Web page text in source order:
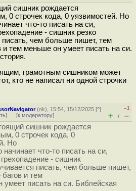
сишник рождается
0 строчек кода, 0 уязвимостей. Но
что-то писать на си,
- сишник резко
писать, чем больше пишет, тем
и тем меньше он умеет писать на си.
грамотным сишником может
кто не написал ни одной строчки
(ok), 15:54, 15/12/2025 [^]
] [к модератору]
–1
+ / –
сишник рождается
0 строчек кода, 0
Но
начинает что-то писать на си,
- сишник
писать, чем больше пишет,
и тем
умеет писать на си. Библейская